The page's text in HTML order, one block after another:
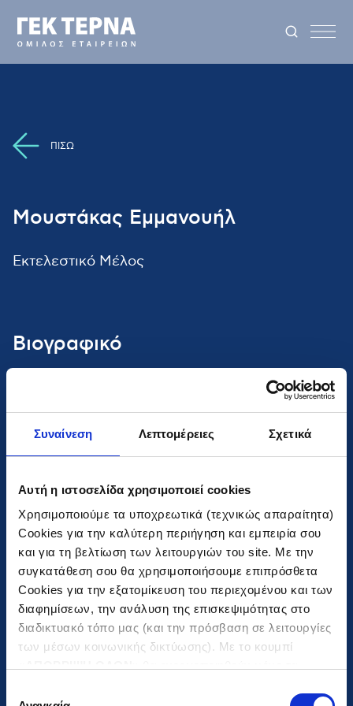
Συναίνεση Λεπτομέρειες Σχετικά
Αυτή η ιστοσελίδα χρησιμοποιεί cookies
Χρησιμοποιούμε τα υποχρεωτικά (τεχνικώς απαραίτητα)
Cookies για την καλύτερη περιήγηση και εμπειρία σου
και για τη βελτίωση των λειτουργιών του site. Με την
συγκατάθεση σου θα χρησιμοποιήσουμε επιπρόσθετα
Cookies για την εξατομίκευση του περιεχομένου και των
διαφημίσεων, την ανάλυση της επισκεψιμότητας στο
διαδικτυακό τόπο μας (και την πρόσβαση σε λειτουργίες
των μέσων κοινωνικής δικτύωσης). Με το κουμπί
το κουμπί «
» θα ενεργοποιηθούν όλες
ΠΙΣΩ
Μουστάκας Εμμανουήλ
Εκτελεστικό Μέλος
Βιογραφικό
Aποφοίτησε από τη Σχολή Πολιτικών Μηχανικών του
ΕΜΠ το 1998. Εργάστηκε ως ελεύθερος
συνεργασία του με τον Όμιλο (ΤΕΡΝΑ Α.Ε.), αρχικά
ως μηχανικός κατασκευής και στη συνέχεια σε
θέσεις διαχείρισης έργων. Από το 2005
δραστηριοποιείται κυρίως στους τομείς της ενέργειας
και των παραχωρήσεων. Είναι Γενικός Διευθυντής
Επιχειρηματικής Ανάπτυξης καθώς και μέλος Δ.Σ.
συνδεδεμένων εταιρειών του Ομίλου ΓΕΚ ΤΕΡΝΑ.